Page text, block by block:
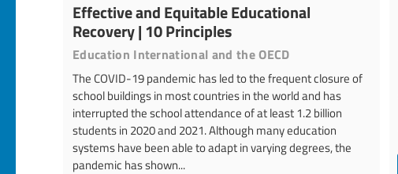
Effective and Equitable Educational
Recovery | 10 Principles
Education International and the OECD
The COVID-19 pandemic has led to the frequent closure of
school buildings in most countries in the world and has
interrupted the school attendance of at least 1.2 billion
students in 2020 and 2021. Although many education
systems have been able to adapt in varying degrees, the
pandemic has shown...